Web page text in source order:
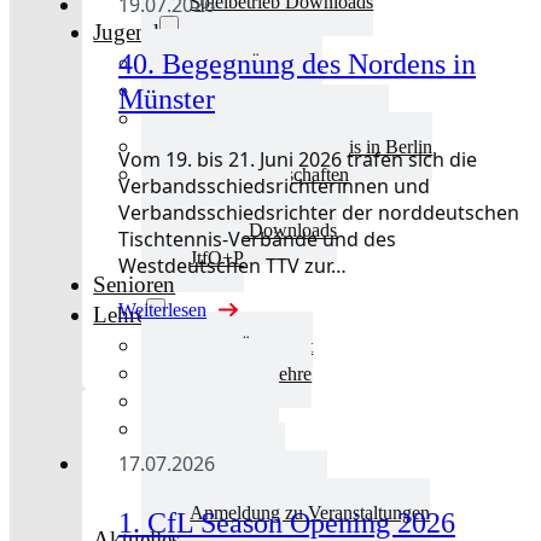
Jugend
Jugend Übersicht
Aktuelles Jugend
Landestraining und Kader
Schulsport Tischtennis in Berlin
mini-Meisterschaften
Kinderschutz
Jugend Downloads
JtfO+P
Senioren
Lehre
Lehre Übersicht
Aktuelles Lehre
Trainerbörse
Anmeldung zu Veranstaltungen
40. Begegnung des Nordens in
Münster
Vom 19. bis 21. Juni 2026 trafen sich die
Verbandsschiedsrichterinnen und
Verbandsschiedsrichter der norddeutschen
Tischtennis-Verbände und des
Westdeutschen TTV zur…
Weiterlesen
17.07.2026
1. CfL Season Opening 2026